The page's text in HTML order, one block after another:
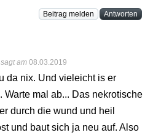
Beitrag melden Antworten
sagt am 08.03.2019
da nix. Und vieleicht is er
Warte mal ab... Das nekrotische
durch die wund und heil
und baut sich ja neu auf. Also